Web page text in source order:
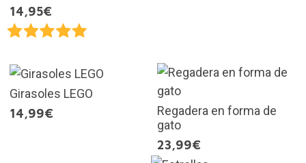
14,95€
Girasoles LEGO
14,99€
Regadera en forma de
gato
23,99€